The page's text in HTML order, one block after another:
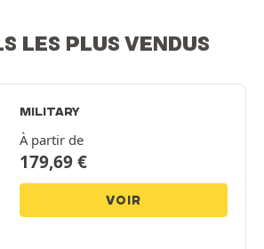
LES PLUS VENDUS
MILITARY
À partir de
179,69€
VOIR